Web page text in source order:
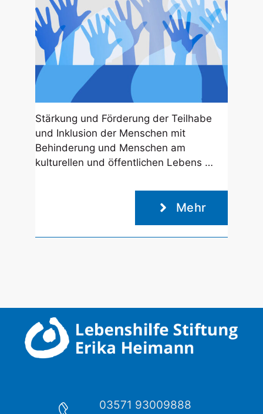
Stärkung und Förderung der Teilhabe
und Inklusion der Menschen mit
Behinderung und Menschen am
kulturellen und öffentlichen Lebens …
Mehr
03571 93009888